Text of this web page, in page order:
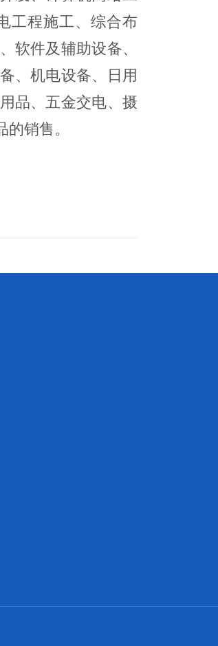
工程施工、综合布
软件及辅助设备、
、机电设备、日用
品、五金交电、摄
销售。